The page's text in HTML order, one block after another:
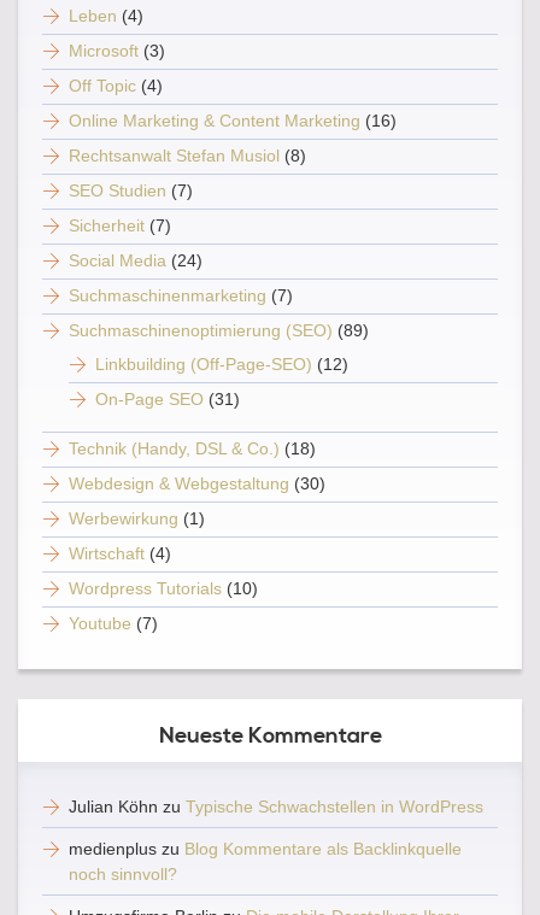
Leben (4)
Microsoft (3)
Off Topic (4)
Online Marketing & Content Marketing (16)
Rechtsanwalt Stefan Musiol (8)
SEO Studien (7)
Sicherheit (7)
Social Media (24)
Suchmaschinenmarketing (7)
Suchmaschinenoptimierung (SEO) (89)
Linkbuilding (Off-Page-SEO) (12)
On-Page SEO (31)
Technik (Handy, DSL & Co.) (18)
Webdesign & Webgestaltung (30)
Werbewirkung (1)
Wirtschaft (4)
Wordpress Tutorials (10)
Youtube (7)
Neueste Kommentare
Julian Köhn zu Typische Schwachstellen in WordPress
medienplus zu Blog Kommentare als Backlinkquelle
noch sinnvoll?